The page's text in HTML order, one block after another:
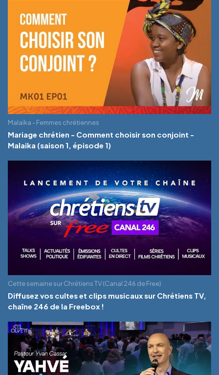
Malaïka - Femmes chrétiennes
Mariage chrétien - Comment choisir son conjoint -
Malaika (saison 1, épisode 1)
Cette semaine sur Chrétiens TV (Canal 246 de Free)
Diffusez vos cultes et clips musicaux sur Chrétiens TV,
chaîne 246 de la Freebox !